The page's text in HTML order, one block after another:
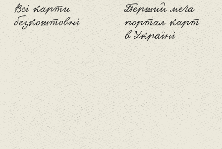
Всі карти
безкоштовні
Перший мега
портал карт
в Україні